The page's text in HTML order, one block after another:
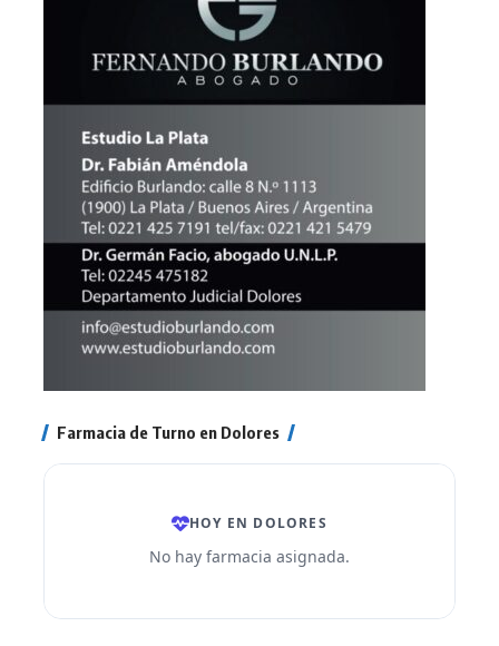
Farmacia de Turno en Dolores